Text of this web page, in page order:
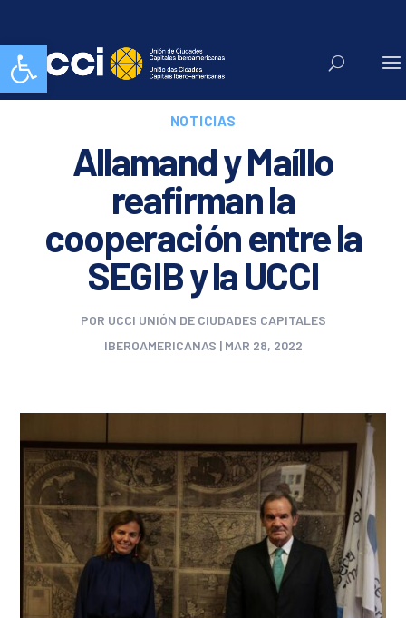
Abrir barra de herramientas
NOTICIAS
Allamand y Maíllo
reafirman la
cooperación entre la
SEGIB y la UCCI
POR UCCI UNIÓN DE CIUDADES CAPITALES
IBEROAMERICANAS | MAR 28, 2022